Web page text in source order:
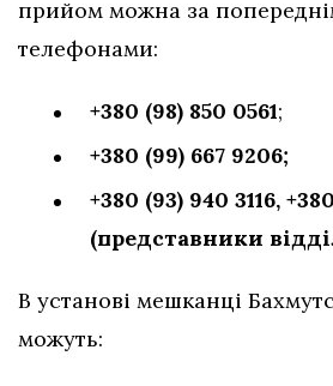
прийом можна за
телефонами:
+380 (98) 850 0561;
+380 (99) 667 9206;
+380 (93) 940 3116,
(представники
В установі мешканці
можуть: